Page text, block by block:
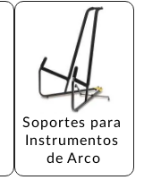
Soportes para
Instrumentos
de Arco